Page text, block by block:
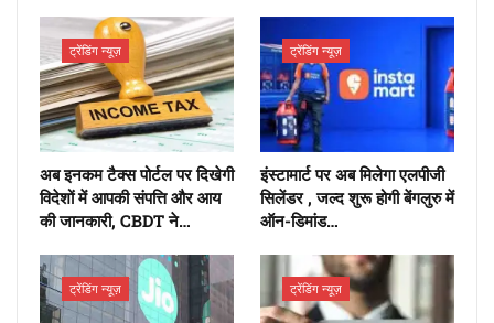
ट्रेंडिंग न्यूज़
अब इनकम टैक्स पोर्टल पर दिखेगी
विदेशों में आपकी संपत्ति और आय
की जानकारी, CBDT ने…
ट्रेंडिंग न्यूज़
इंस्टामार्ट पर अब मिलेगा एलपीजी
सिलेंडर , जल्द शुरू होगी बेंगलुरु में
ऑन-डिमांड…
ट्रेंडिंग न्यूज़ ट्रेंडिंग न्यूज़